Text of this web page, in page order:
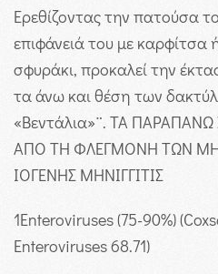
Ερεθίζοντας την πατούσα
επιφάνειά του με καρφίτσα
σφυράκι, προκαλεί την
τα άνω και θέση των
«Βεντάλια»¨. ΤΑ
ΑΠΟ ΤΗ ΦΛΕΓΜΟΝΗ ΤΩΝ
ΙΟΓΕΝΗΣ ΜΗΝΙΓΓΙΤΙΣ
1Enteroviruses (75-90%)
Enteroviruses 68.71)